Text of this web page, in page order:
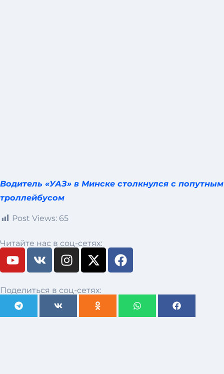
Водитель «УАЗ» в Минске столкнулся с попутным
троллейбусом
Post Views: 65
Читайте нас в соц-сетях:
Поделиться в соц-сетях: